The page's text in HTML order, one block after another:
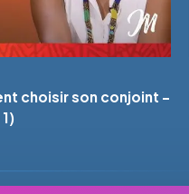
choisir son conjoint -